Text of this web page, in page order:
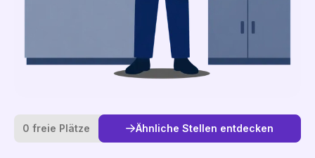
0 freie Plätze Ähnliche Stellen entdecken